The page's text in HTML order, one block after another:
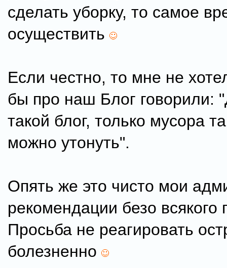
сделать уборку, то самое
осуществить
Если честно, то мне не
бы про наш Блог говорили:
такой блог, только мусора
можно утонуть".
Опять же это чисто мои
рекомендации безо всякого
Просьба не реагировать
болезненно